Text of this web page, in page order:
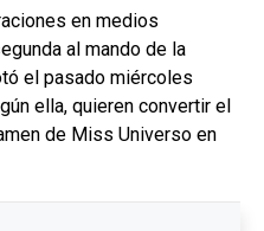
en medios
al mando de la
el pasado miércoles
ella, quieren convertir el
de Miss Universo en